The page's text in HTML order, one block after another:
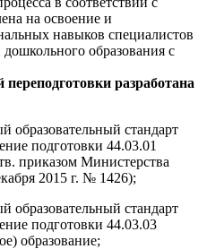
на освоение и
навыков специалистов
образования с
разработана
образовательный стандарт
подготовки 44.03.01
приказом Министерства
2015 г. № 1426);
образовательный стандарт
подготовки 44.03.03
образование;